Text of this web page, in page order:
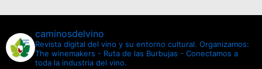
caminosdelvino
Revista digital del vino y su entorno cultural. Organizamos:
The winemakers - Ruta de las Burbujas - Conectamos a
toda la industria del vino.